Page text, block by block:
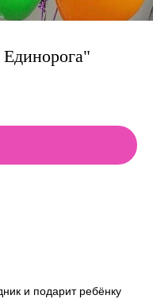
и подарит ребёнку